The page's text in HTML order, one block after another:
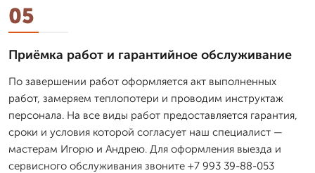
05
Приёмка работ и гарантийное обслуживание
По завершении работ оформляется акт выполненных
работ, замеряем теплопотери и проводим инструктаж
персонала. На все виды работ предоставляется гарантия,
сроки и условия которой согласует наш специалист —
мастерам Игорю и Андрею. Для оформления выезда и
сервисного обслуживания звоните +7 993 39-88-053